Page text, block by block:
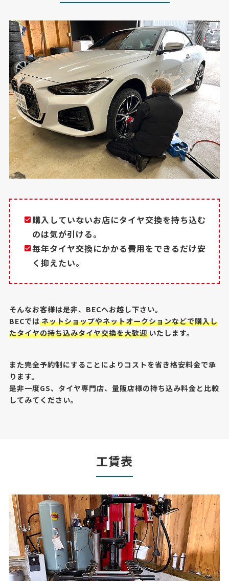
購入していないお店にタイヤ交換を持ち込む
のは気が引ける。
毎年タイヤ交換にかかる費用をできるだけ安
く抑えたい。
そんなお客様は是非、BECへお越し下さい。
BECでは ネットショップやネットオークションなどで購入し
たタイヤの持ち込みタイヤ交換を大歓迎 いたします。
また完全予約制にすることによりコストを省き格安料金で承
ります。
是非一度GS、タイヤ専門店、量販店様の持ち込み料金と比較
してみてください。
工賃表